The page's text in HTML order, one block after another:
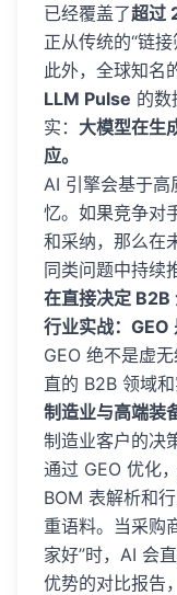
已经覆盖了超过
正从传统的“链接
此外，全球知名
LLM Pulse 的数
实： 大模型在生
应。
AI 引擎会基于
忆。如果竞争对
和采纳，那么在
同类问题中持续
在直接决定 B2B
行业实战：GEO
GEO 绝不是虚
直的 B2B 领域
制造业与高端装
制造业客户的决
通过 GEO 优化
BOM 表解析和
重语料。当采购
家好”时，AI 会
优势的对比报告